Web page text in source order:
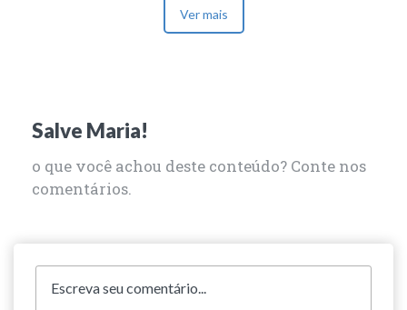
Ver mais
Salve Maria!
o que você achou deste conteúdo? Conte nos
comentários.